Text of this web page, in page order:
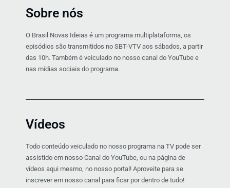
Sobre nós
O Brasil Novas Ideias é um programa multiplataforma, os
episódios são transmitidos no SBT-VTV aos sábados, a partir
das 10h. Também é veiculado no nosso canal do YouTube e
nas mídias sociais do programa.
Vídeos
Todo conteúdo veiculado no nosso programa na TV pode ser
assistido em nosso Canal do YouTube, ou na página de
vídeos aqui mesmo, no nosso portal! Aproveite para se
inscrever em nosso canal para ficar por dentro de tudo!